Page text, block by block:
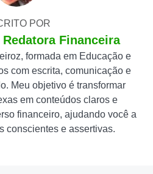
POR
Financeira
formada em Educação e
com escrita, comunicação e
Meu objetivo é transformar
em conteúdos claros e
financeiro, ajudando você a
conscientes e assertivas.